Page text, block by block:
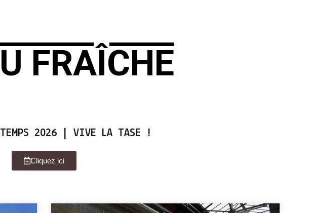
FRAÎCHE
2026 | VIVE LA TASE !
Cliquez ici